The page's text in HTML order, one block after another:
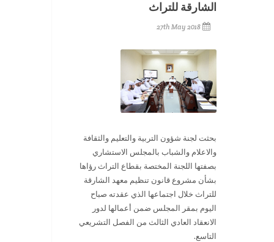
الشارقة للتراث
27th May 2018
بحثت لجنة شؤون التربية والتعليم والثقافة
والاعلام والشباب بالمجلس الاستشاري
بصفتها اللجنة المختصة بقطاع التراث رؤاها
بشأن مشروع قانون تنظيم معهد الشارقة
للتراث خلال اجتماعها الذي عقدته صباح
اليوم بمقر المجلس ضمن أعمالها لدور
الانعقاد العادي الثالث من الفصل التشريعي
التاسع.